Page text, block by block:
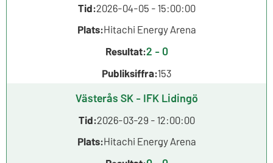
Tid:2026-04-05 - 15:00:00
Plats:Hitachi Energy Arena
Resultat:2 - 0
Publiksiffra:153
Västerås SK - IFK Lidingö
Tid:2026-03-29 - 12:00:00
Plats:Hitachi Energy Arena